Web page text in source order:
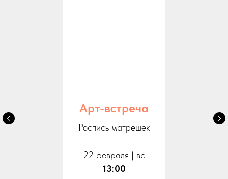
Арт-встреча
Роспись матрёшек
22 февраля | вс
13:00